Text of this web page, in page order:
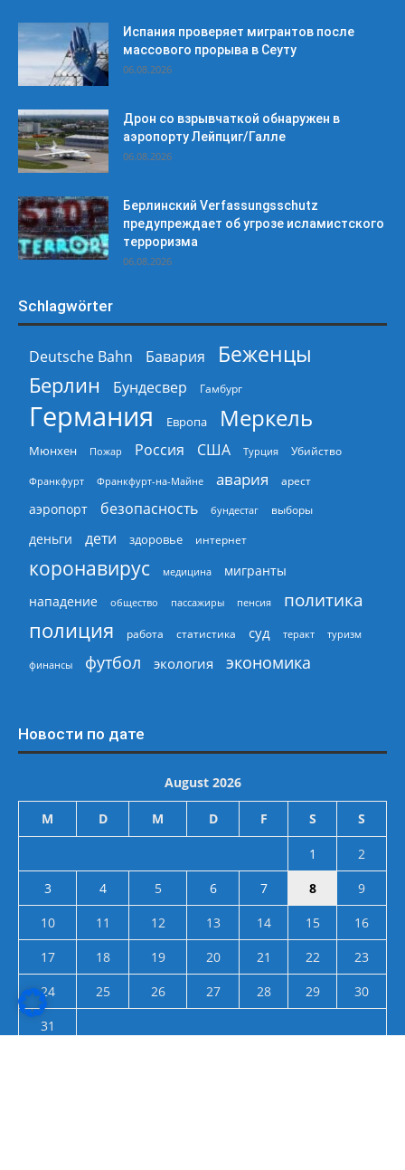
Испания проверяет мигрантов после
массового прорыва в Сеуту
06.08.2026
Дрон со взрывчаткой обнаружен в
аэропорту Лейпциг/Галле
06.08.2026
Берлинский Verfassungsschutz
предупреждает об угрозе исламистского
терроризма
06.08.2026
Schlagwörter
Deutsche Bahn Бавария
Беженцы
Берлин
Бундесвер Гамбург
Германия Европа Меркель
Мюнхен Пожар Россия США Турция Убийство
Франкфурт Франкфурт-на-Майне авария арест
аэропорт безопасность бундестаг выборы
деньги дети здоровье интернет
коронавирус медицина
мигранты
нападение
общество пассажиры пенсия политика
полиция работа статистика суд теракт туризм
финансы футбол экология экономика
Новости по дате
August 2026
M D M D F S S
1
2
3
4 5 6 7 8
9
10
11 12 13 14 15
16
17
18 19 20 21 22
23
24
25 26 27 28 29
30
31